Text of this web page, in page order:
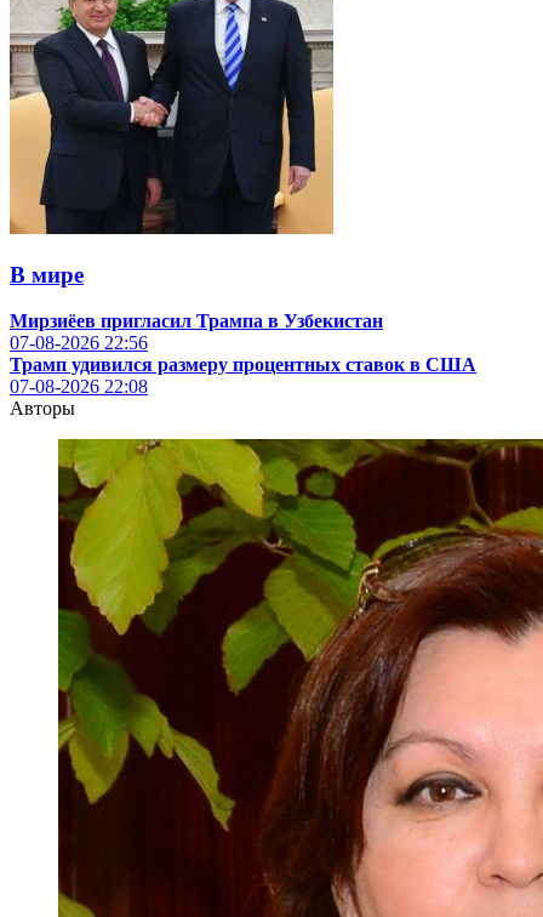
В мире
Мирзиёев пригласил Трампа в Узбекистан
07-08-2026 22:56
Трамп удивился размеру процентных ставок в США
07-08-2026 22:08
Авторы